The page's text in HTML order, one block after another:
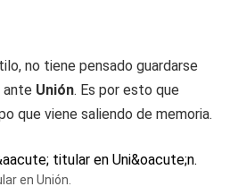
no tiene pensado guardarse
ante Unión. Es por esto que
que viene saliendo de memoria.
en Unión.